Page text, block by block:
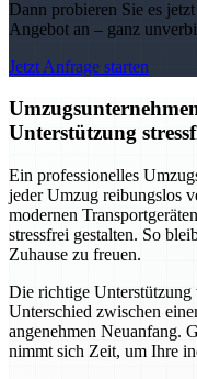
Dann probieren Sie es
Angebot an – ganz
Jetzt Anfrage starten
Unterstützung
Ein professionelles
jeder Umzug reibungslos
modernen
stressfrei gestalten. So
Zuhause zu freuen.
Die richtige Unterstützung
Unterschied zwischen
angenehmen Neuanfang.
nimmt sich Zeit, um Ihre